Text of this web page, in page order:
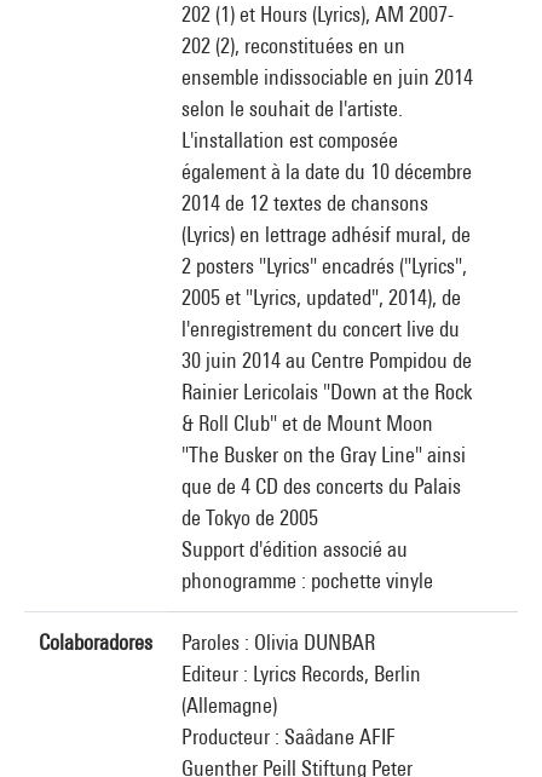
202 (1) et Hours (Lyrics), AM 2007-
202 (2), reconstituées en un
ensemble indissociable en juin 2014
selon le souhait de l'artiste.
L'installation est composée
également à la date du 10 décembre
2014 de 12 textes de chansons
(Lyrics) en lettrage adhésif mural, de
2 posters "Lyrics" encadrés ("Lyrics",
2005 et "Lyrics, updated", 2014), de
l'enregistrement du concert live du
30 juin 2014 au Centre Pompidou de
Rainier Lericolais "Down at the Rock
& Roll Club" et de Mount Moon
"The Busker on the Gray Line" ainsi
que de 4 CD des concerts du Palais
de Tokyo de 2005
Support d'édition associé au
phonogramme : pochette vinyle
Colaboradores
Paroles : Olivia DUNBAR
Editeur : Lyrics Records, Berlin
(Allemagne)
Producteur : Saâdane AFIF
Guenther Peill Stiftung Peter